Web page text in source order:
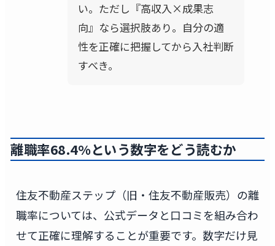
い。ただし『高収入×成果志
向』なら選択肢あり。自分の適
性を正確に把握してから入社判断
すべき。
離職率68.4%という数字をどう読むか
住友不動産ステップ（旧・住友不動産販売）の離
職率については、公式データと口コミを組み合わ
せて正確に理解することが重要です。数字だけ見